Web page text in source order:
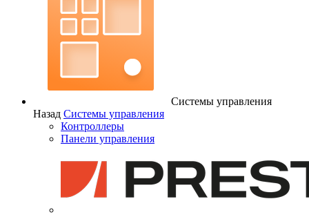
Системы управления
Назад Системы управления
Контроллеры
Панели управления